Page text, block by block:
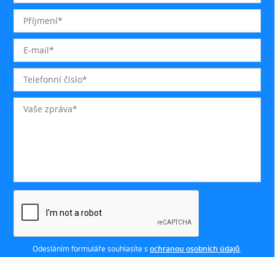
Odesláním formuláře souhlasíte s ochranou osobních údajů